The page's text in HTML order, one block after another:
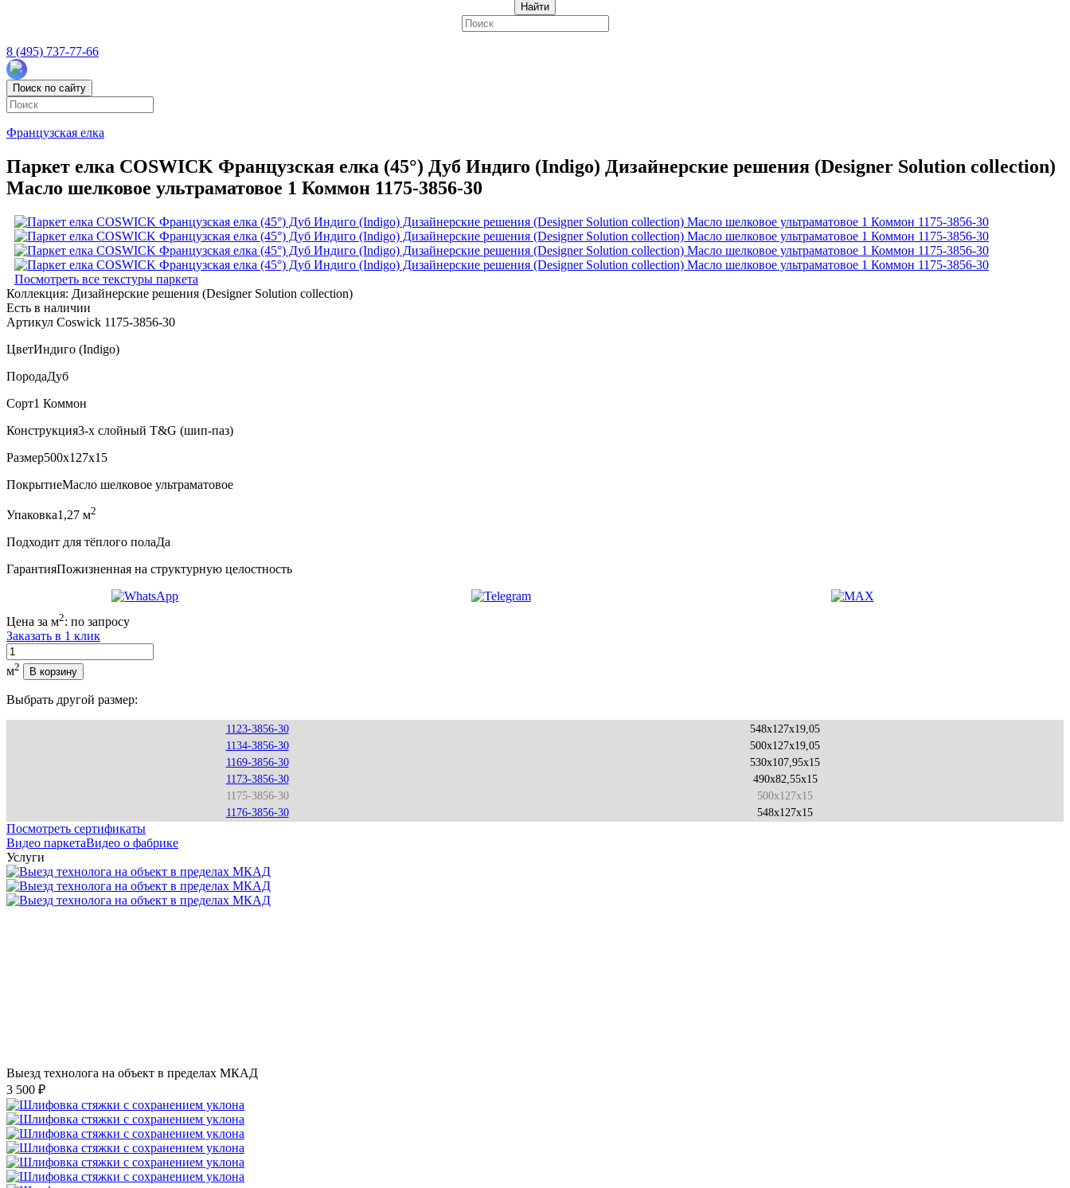
Найти
8 (495) 737-77-66
Поиск по сайту
Французская елка
Паркет елка COSWICK Французская елка (45°) Дуб Индиго (Indigo) Дизайнерские решения (Designer Solution collection)
Масло шелковое ультраматовое 1 Коммон 1175-3856-30
Посмотреть все текстуры паркета
Коллекция: Дизайнерские решения (Designer Solution collection)
Есть в наличии
Артикул Coswick 1175-3856-30
ЦветИндиго (Indigo)
ПородаДуб
Сорт1 Коммон
Конструкция3-х слойный T&G (шип-паз)
Размер500x127x15
ПокрытиеМасло шелковое ультраматовое
Упаковка1,27 м2
Подходит для тёплого полаДа
ГарантияПожизненная на структурную целостность
Цена за м2: по запросу
Заказать в 1 клик
Количество
м2 В корзину
Выбрать другой размер:
1123-3856-30
548x127x19,05
1134-3856-30
500x127x19,05
1169-3856-30
530x107,95x15
1173-3856-30
490x82,55x15
1175-3856-30
500x127x15
1176-3856-30
548x127x15
Посмотреть сертификаты
Видео паркетаВидео о фабрике
Услуги
Выезд технолога на объект в пределах МКАД
3 500 ₽